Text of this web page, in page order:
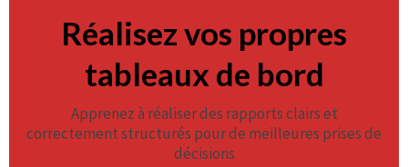
Réalisez vos propres
tableaux de bord
Apprenez à réaliser des rapports clairs et
correctement structurés pour de meilleures prises de
décisions